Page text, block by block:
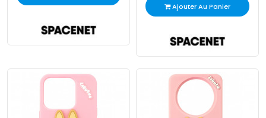
Ajouter Au Panier